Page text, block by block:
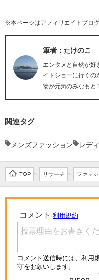
※本ページはアフィリエイトプロ
筆者：たけのこ
エンタメと自然が好
イトショーに行くの
物が元気のみなもと
関連タグ
メンズファッション レデ
TOP > リサーチ > ファッ